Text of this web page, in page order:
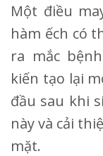
Một điều
hàm ếch có
ra mắc
kiến tạo lại
đầu sau khi
này và cải
mặt.